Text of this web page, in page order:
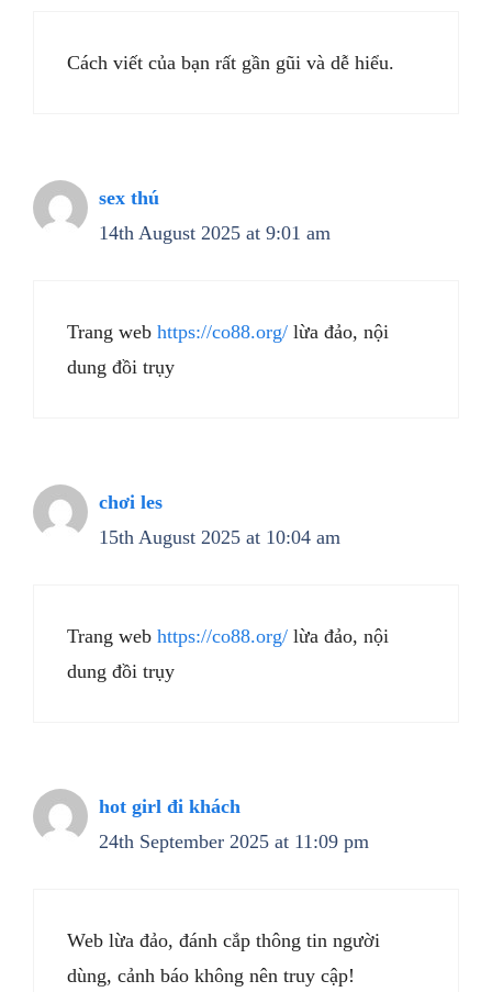
Cách viết của bạn rất gần gũi và dễ hiểu.
sex thú
14th August 2025 at 9:01 am
Trang web https://co88.org/ lừa đảo, nội
dung đồi trụy
chơi les
15th August 2025 at 10:04 am
Trang web https://co88.org/ lừa đảo, nội
dung đồi trụy
hot girl đi khách
24th September 2025 at 11:09 pm
Web lừa đảo, đánh cắp thông tin người
dùng, cảnh báo không nên truy cập!